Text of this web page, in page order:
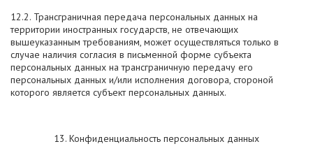
12.2. Трансграничная передача персональных данных на
территории иностранных государств, не отвечающих
вышеуказанным требованиям, может осуществляться только в
случае наличия согласия в письменной форме субъекта
персональных данных на трансграничную передачу его
персональных данных и/или исполнения договора, стороной
которого является субъект персональных данных.
13. Конфиденциальность персональных данных